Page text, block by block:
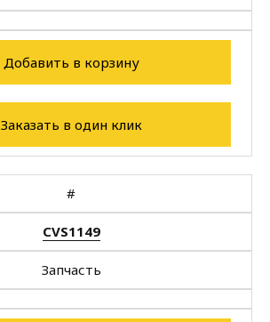
Добавить в корзину
Заказать в один клик
#
CVS1149
Запчасть